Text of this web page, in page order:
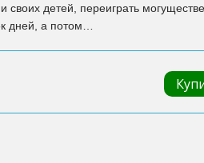
своих детей, переиграть
дней, а потом…